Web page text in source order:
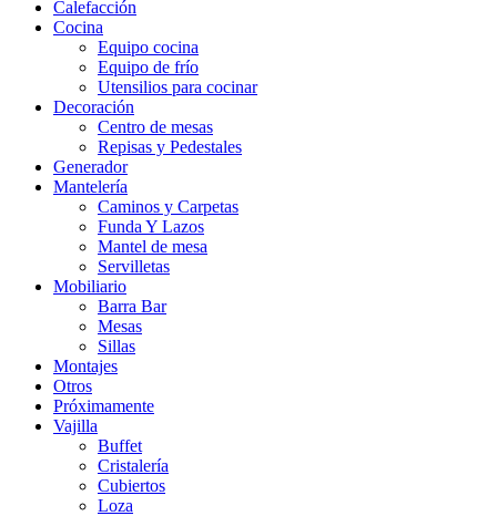
Calefacción
Cocina
Equipo cocina
Equipo de frío
Utensilios para cocinar
Decoración
Centro de mesas
Repisas y Pedestales
Generador
Mantelería
Caminos y Carpetas
Funda Y Lazos
Mantel de mesa
Servilletas
Mobiliario
Barra Bar
Mesas
Sillas
Montajes
Otros
Próximamente
Vajilla
Buffet
Cristalería
Cubiertos
Loza